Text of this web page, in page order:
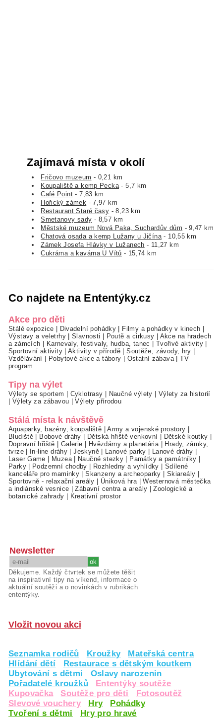
Zajímavá místa v okolí
Fričovo muzeum - 0,21 km
Koupaliště a kemp Pecka- 5,7 km
Café Point - 7,83 km
Hořický zámek - 7,97 km
Restaurant Staré časy - 8,23 km
Smetanovy sady - 8,57 km
Městské muzeum Nová Paka, Suchardův dům - 9,47 km
Chatová osada a kemp Lužany u Jičína- 10,55 km
Zámek Josefa Hlávky v Lužanech - 11,27 km
Cukrárna a kavárna U Vítů - 15,74 km
Co najdete na Ententýky.cz
Akce pro děti
Stálé expozice Divadelní pohádky Filmy a pohádky v kinech
Výstavy a veletrhy|Slavnosti Poutě a cirkusy
Akce na hradech
a zámcích
Karnevaly, festivaly, hudba, tanec Tvořivé aktivity
Sportovní aktivity|Aktivity v přírodě |Soutěže, závody, hry
Vzdělávání
Pobytové akce a tábory Ostatní zábava|TV
program
Tipy na výlet
Výlety se sportem Cyklotrasy Naučné výlety
Výlety za historií
Výlety za zábavou |Výlety přírodou
Stálá místa k návštěvě
Aquaparky, bazény, koupaliště |Army a vojenské prostory
Bludiště
Bobové dráhy Dětská hřiště venkovní Dětské koutky
Dopravní hřiště
Galerie Hvězdárny a planetária|
Hrady, zámky,
tvrze| In-line dráhy |Jeskyně| Lanové parky Lanové dráhy
Laser Game
Muzea| Naučné stezky Památky a památníky
Parky| Podzemní chodby Rozhledny a vyhlídky
Sdílené
kanceláře pro maminky |Skanzeny a archeoparky Skiareály
Sportovně - relaxační areály
Úniková hra|Westernová městečka
a indiánské vesnice |Zábavní centra a areály |Zoologické a
botanické zahrady
Kreativní prostor
Newsletter
Děkujeme. Každý čtvrtek se můžete těšit
na inspirativní tipy na víkend, informace o
aktuální soutěži a o novinkách v rubrikách
ententýky.
Vložit novou akci
Seznamka rodičů Kroužky
Mateřská centra
Hlídání dětí
Restaurace s dětským koutkem
Ubytování s dětmi
Oslavy narozenin
Pořadatelé kroužků
Ententýky soutěže
Kupovačka
Soutěže pro děti
Fotosoutěž
Slevové vouchery
Hry
Pohádky
Tvoření s dětmi
Hry pro hravé